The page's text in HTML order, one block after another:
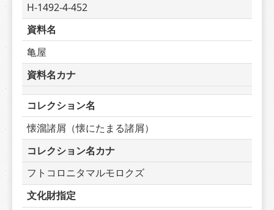
H-1492-4-452
資料名
亀屋
資料名カナ
コレクション名
懐溜諸屑（懐にたまる諸屑）
コレクション名カナ
フトコロニタマルモロクズ
文化財指定